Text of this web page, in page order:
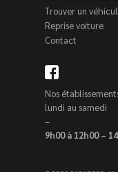
Trouver un
Reprise voiture
Contact
Nos
lundi au samedi
–
9h00 à 12h00 –